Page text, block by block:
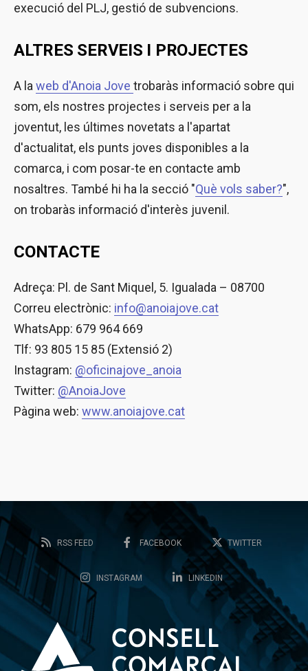
execució del PLJ, gestió de subvencions.
ALTRES SERVEIS I PROJECTES
A la web d'Anoia Jove trobaràs informació sobre qui
som, els nostres projectes i serveis per a la
joventut, les últimes novetats a l'apartat
d'actualitat, els punts joves disponibles a la
comarca, i com posar-te en contacte amb
nosaltres. També hi ha la secció "Què vols saber?",
on trobaràs informació d'interès juvenil.
CONTACTE
Adreça: Pl. de Sant Miquel, 5. Igualada – 08700
Correu electrònic: info@anoiajove.cat
WhatsApp: 679 964 669
Tlf: 93 805 15 85 (Extensió 2)
Instagram: @oficinajove_anoia
Twitter: @AnoiaJove
Pàgina web: www.anoiajove.cat
RSS FEED FACEBOOK TWITTER
INSTAGRAM LINKEDIN